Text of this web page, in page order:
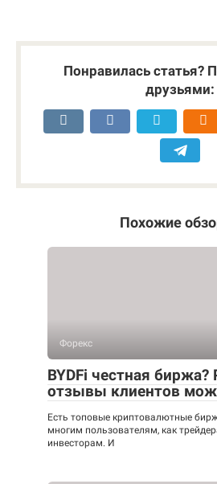
Понравилась статья?
друзьями:
Похожие
Форекс
BYDFi честная
отзывы клиентов
Есть топовые криптовалютные
многим пользователям, как
инвесторам. И